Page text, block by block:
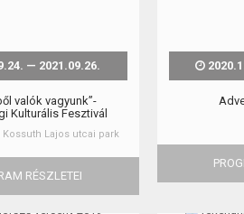
— 2021.09.26.
valók vagyunk”-
Kulturális Fesztivál
Lajos utcai park
RÉSZLETEI